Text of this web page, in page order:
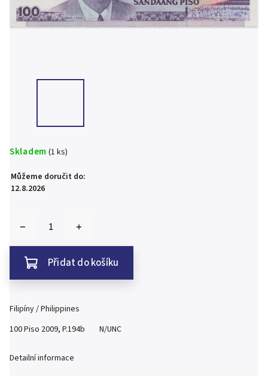
Skladem (1 ks)
Můžeme doručit do:
12.8.2026
Přidat do košíku
Filipíny / Philippines
100 Piso 2009, P.194b N/UNC
Detailní informace